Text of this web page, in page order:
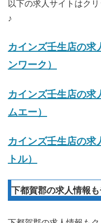
以下の求人サイトはク
♪
カインズ壬生店の求
ンワーク）
カインズ壬生店の求
ムエー）
カインズ壬生店の求
トル）
下都賀郡の求人情報